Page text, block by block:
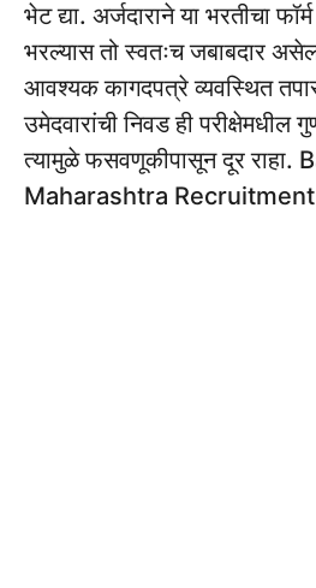
भेट द्या. अर्जदाराने या भरतीचा
भरल्यास तो स्वतःच जबाबदार
आवश्यक कागदपत्रे व्यवस्थित
उमेदवारांची निवड ही परीक्षेमधील
त्यामुळे फसवणूकीपासून दूर राहा.
Maharashtra